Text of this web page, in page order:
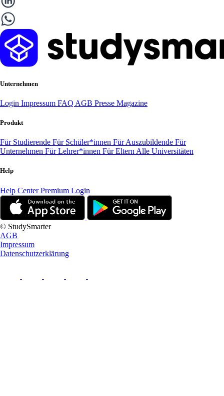
Unternehmen
Login Impressum FAQ AGB Presse Magazine
Produkt
Für Studierende Für Schüler*innen Für Auszubildende Für
Unternehmen Für Lehrer*innen Für Eltern Alle Universitäten
Help
Help CenterPremium Login
© StudySmarter
AGB
Impressum
Datenschutzerklärung